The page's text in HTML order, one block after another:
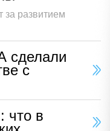
развитием
сделали
с
что в